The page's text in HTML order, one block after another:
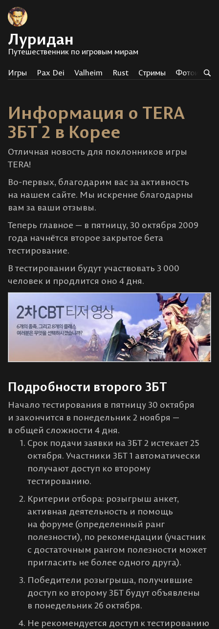
Луридан
Путешественник по игровым мирам
Игры Pax Dei Valheim Rust Стримы
Информация о TERA
ЗБТ 2 в Корее
Отличная новость для поклонников игры
TERA!
Во-первых, благодарим вас за активность
на нашем сайте. Мы искренне благодарны
вам за ваши отзывы.
Теперь главное — в пятницу, 30 октября 2009
года начнётся второе закрытое бета
тестирование.
В тестировании будут участвовать 3 000
человек и продлится оно 4 дня.
Подробности второго ЗБТ
Начало тестирования в пятницу 30 октября
и закончится в понедельник 2 ноября —
в общей сложности 4 дня.
Срок подачи заявки на ЗБТ 2 истекает 25
октября. Участники ЗБТ 1 автоматически
получают доступ ко второму
тестированию.
Критерии отбора: розыгрыш анкет,
активная деятельность и помощь
на форуме (определенный ранг
полезности), по рекомендации (участник
с достаточным рангом полезности может
пригласить не более одного друга).
Победители розыгрыша, получившие
доступ ко второму ЗБТ будут объявлены
в понедельник 26 октября.
Не рекомендуется доступ к тестированию